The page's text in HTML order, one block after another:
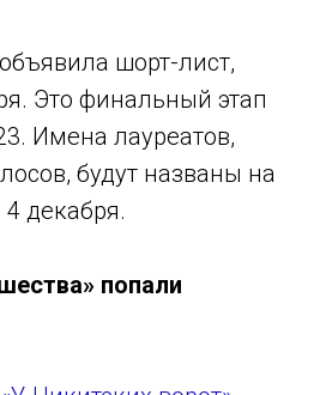
шорт-лист,
Это финальный этап
Имена лауреатов,
будут названы на
декабря.
попали